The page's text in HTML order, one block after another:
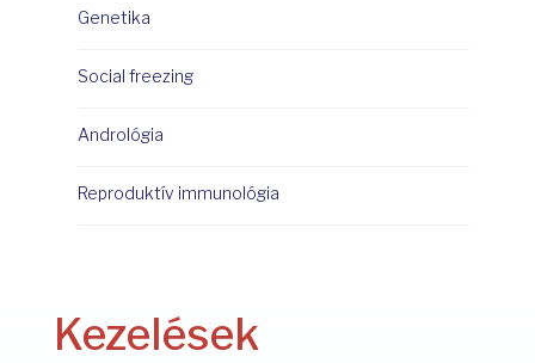
Genetika
Social freezing
Andrológia
Reproduktív immunológia
Kezelések